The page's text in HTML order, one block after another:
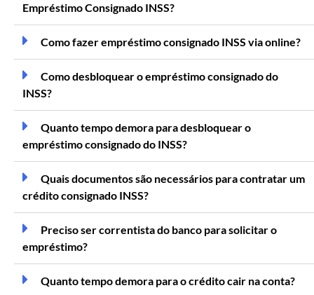
Empréstimo Consignado INSS?
Como fazer empréstimo consignado INSS via online?
Como desbloquear o empréstimo consignado do
INSS?
Quanto tempo demora para desbloquear o
empréstimo consignado do INSS?
Quais documentos são necessários para contratar um
crédito consignado INSS?
Preciso ser correntista do banco para solicitar o
empréstimo?
Quanto tempo demora para o crédito cair na conta?